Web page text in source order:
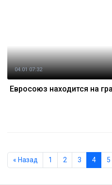
04.01 07:32
Евросоюз находится на
« Назад 1 2 3 4 5